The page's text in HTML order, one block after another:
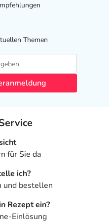
Themen
für Sie da
ich?
und bestellen
Rezept ein?
Einlösung